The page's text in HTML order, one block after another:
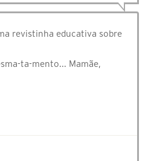
revistinha educativa sobre
ta-mento... Mamãe,